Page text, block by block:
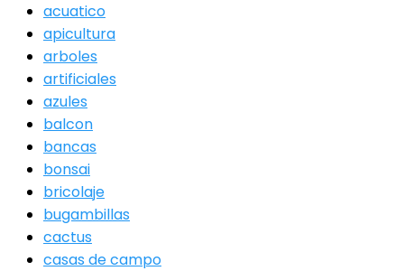
acuatico
apicultura
arboles
artificiales
azules
balcon
bancas
bonsai
bricolaje
bugambillas
cactus
casas de campo